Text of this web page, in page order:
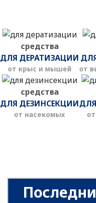
средства
ДЛЯ ДЕРАТИЗАЦИИ
от крыс и мышей от
средства
ДЛЯ ДЕЗИНСЕКЦИИ
от насекомых